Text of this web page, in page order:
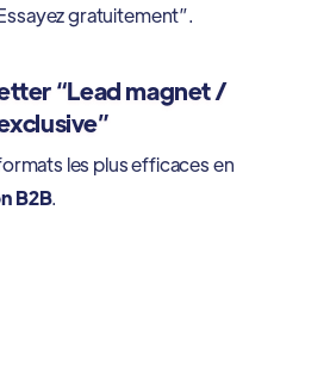
gratuitement”.
“Lead magnet /
les plus efficaces en
B2B.